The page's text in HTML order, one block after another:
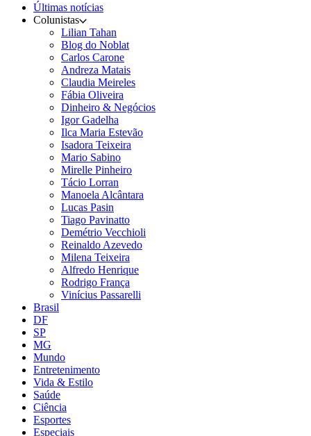
Últimas notícias
Colunistas
Lilian Tahan
Blog do Noblat
Carlos Carone
Andreza Matais
Claudia Meireles
Fábia Oliveira
Dinheiro & Negócios
Igor Gadelha
Ilca Maria Estevão
Isadora Teixeira
Mario Sabino
Mirelle Pinheiro
Tácio Lorran
Manoela Alcântara
Lucas Pasin
Tiago Pavinatto
Demétrio Vecchioli
Reinaldo Azevedo
Milena Teixeira
Alfredo Henrique
Rodrigo França
Vinícius Passarelli
Brasil
DF
SP
MG
Mundo
Entretenimento
Vida & Estilo
Saúde
Ciência
Esportes
Especiais